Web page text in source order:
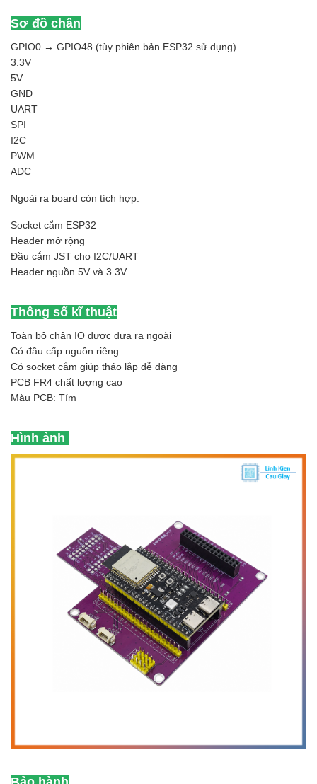
Sơ đồ chân
GPIO0 → GPIO48 (tùy phiên bản ESP32 sử dụng)
3.3V
5V
GND
UART
SPI
I2C
PWM
ADC
Ngoài ra board còn tích hợp:
Socket cắm ESP32
Header mở rộng
Đầu cắm JST cho I2C/UART
Header nguồn 5V và 3.3V
Thông số kĩ thuật
Toàn bộ chân IO được đưa ra ngoài
Có đầu cấp nguồn riêng
Có socket cắm giúp tháo lắp dễ dàng
PCB FR4 chất lượng cao
Màu PCB: Tím
Hình ảnh